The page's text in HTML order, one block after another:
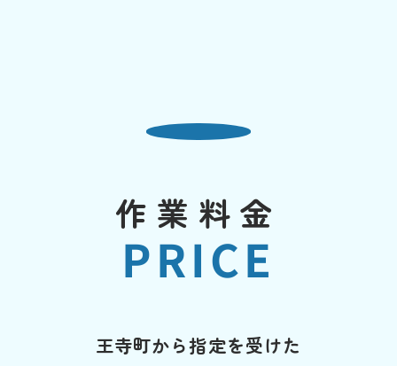
作業料金
PRICE
王寺町から指定を受けた